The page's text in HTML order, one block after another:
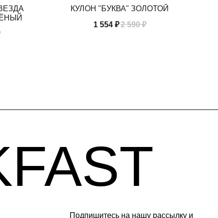
КУЛОН "БУКВА" ЗОЛОТОЙ
1 554 ₽2 590 ₽
Подпишитесь на нашу рассылку и